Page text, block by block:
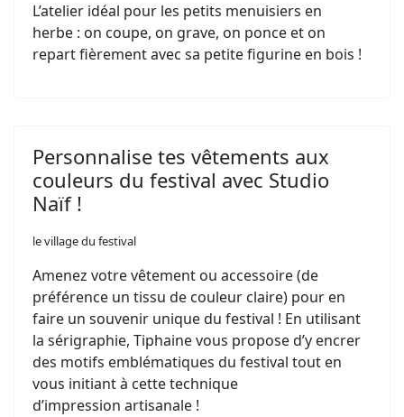
L’atelier idéal pour les petits menuisiers en
herbe : on coupe, on grave, on ponce et on
repart fièrement avec sa petite figurine en bois !
Personnalise tes vêtements aux
couleurs du festival avec Studio
Naïf !
le village du festival
Amenez votre vêtement ou accessoire (de
préférence un tissu de couleur claire) pour en
faire un souvenir unique du festival ! En utilisant
la sérigraphie, Tiphaine vous propose d’y encrer
des motifs emblématiques du festival tout en
vous initiant à cette technique
d’impression artisanale !